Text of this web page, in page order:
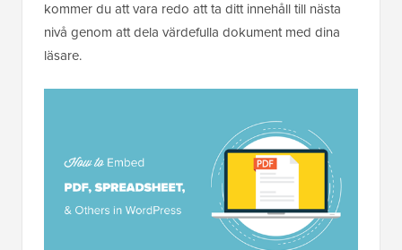
kommer du att vara redo att ta ditt innehåll till nästa
nivå genom att dela värdefulla dokument med dina
läsare.